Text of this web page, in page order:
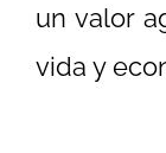
un valor
vida y